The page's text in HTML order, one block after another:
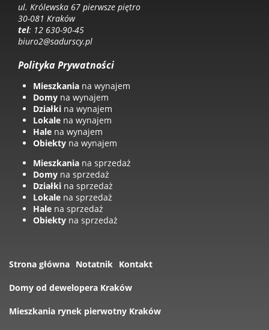
ul. Królewska 67 pierwsze piętro
30-081 Kraków
tel: 12 630-90-45
biuro2@sadurscy.pl
Polityka Prywatności
Mieszkania na wynajem
Domy na wynajem
Działki na wynajem
Lokale na wynajem
Hale na wynajem
Obiekty na wynajem
Mieszkania na sprzedaż
Domy na sprzedaż
Działki na sprzedaż
Lokale na sprzedaż
Hale na sprzedaż
Obiekty na sprzedaż
Strona główna Notatnik Kontakt
Domy od dewelopera Kraków
Mieszkania rynek pierwotny Kraków